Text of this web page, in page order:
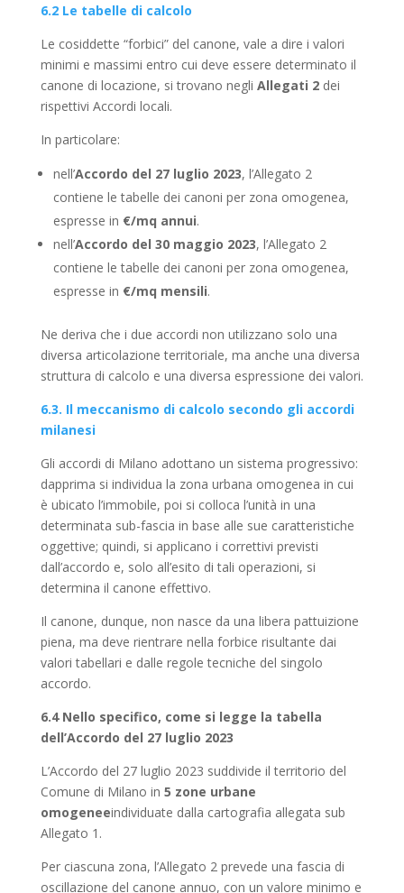
6.2 Le tabelle di calcolo
Le cosiddette “forbici” del canone, vale a dire i valori
minimi e massimi entro cui deve essere determinato il
canone di locazione, si trovano negli Allegati 2dei
rispettivi Accordi locali.
In particolare:
nell’Accordo del 27 luglio 2023, l’Allegato 2
contiene le tabelle dei canoni per zona omogenea,
espresse in €/mq annui.
nell’Accordo del 30 maggio 2023, l’Allegato 2
contiene le tabelle dei canoni per zona omogenea,
espresse in €/mq mensili.
Ne deriva che i due accordi non utilizzano solo una
diversa articolazione territoriale, ma anche una diversa
struttura di calcolo e una diversa espressione dei valori.
6.3. Il meccanismo di calcolo secondo gli accordi
milanesi
Gli accordi di Milano adottano un sistema progressivo:
dapprima si individua la zona urbana omogenea in cui
è ubicato l’immobile, poi si colloca l’unità in una
determinata sub-fascia in base alle sue caratteristiche
oggettive; quindi, si applicano i correttivi previsti
dall’accordo e, solo all’esito di tali operazioni, si
determina il canone effettivo.
Il canone, dunque, non nasce da una libera pattuizione
piena, ma deve rientrare nella forbice risultante dai
valori tabellari e dalle regole tecniche del singolo
accordo.
6.4 Nello specifico, come si legge la tabella
dell’Accordo del 27 luglio 2023
L’Accordo del 27 luglio 2023 suddivide il territorio del
Comune di Milano in 5 zone urbane
omogeneeindividuate dalla cartografia allegata sub
Allegato 1.
Per ciascuna zona, l’Allegato 2 prevede una fascia di
oscillazione del canone annuo, con un valore minimo e